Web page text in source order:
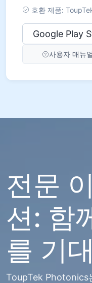
호환 제품:
사용자 매뉴얼
전문
션: 함
를 기
ToupTek Photonics